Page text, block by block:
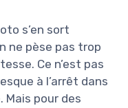
s’en sort
ne pèse pas trop
Ce n’est pas
à l’arrêt dans
Mais pour des